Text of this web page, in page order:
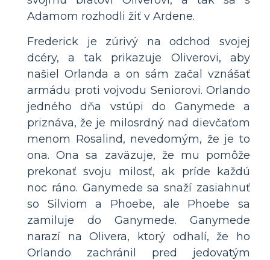
Adamom rozhodli žiť v Ardene.
Frederick je zúrivý na odchod svojej
dcéry, a tak prikazuje Oliverovi, aby
našiel Orlanda a on sám začal vznášať
armádu proti vojvodu Seniorovi. Orlando
jedného dňa vstúpi do Ganymede a
priznáva, že je milosrdný nad dievčaťom
menom Rosalind, nevedomým, že je to
ona. Ona sa zaväzuje, že mu pomôže
prekonať svoju milosť, ak príde každú
noc ráno. Ganymede sa snaží zasiahnuť
so Silviom a Phoebe, ale Phoebe sa
zamiluje do Ganymede. Ganymede
narazí na Olivera, ktorý odhalí, že ho
Orlando zachránil pred jedovatým